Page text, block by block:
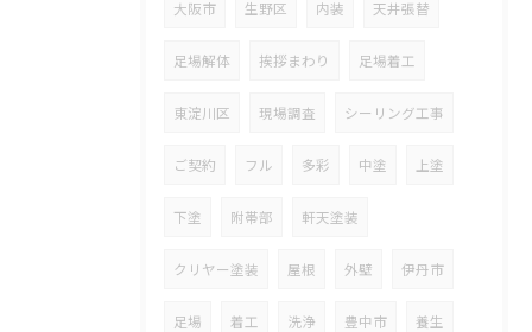
大阪市 生野区 内装 天井張替
足場解体 挨拶まわり 足場着工
東淀川区 現場調査 シーリング工事
ご契約 フル 多彩 中塗 上塗
下塗 附帯部 軒天塗装
クリヤー塗装 屋根 外壁 伊丹市
足場 着工 洗浄 豊中市 養生